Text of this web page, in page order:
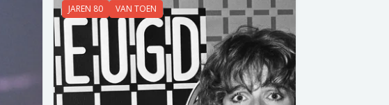
JAREN 80 VAN TOEN